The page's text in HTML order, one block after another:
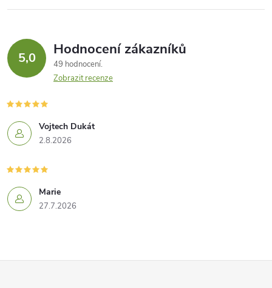
5,0 Hodnocení zákazníků
49 hodnocení
Zobrazit recenze
Vojtech Dukát
2.8.2026
Marie
27.7.2026